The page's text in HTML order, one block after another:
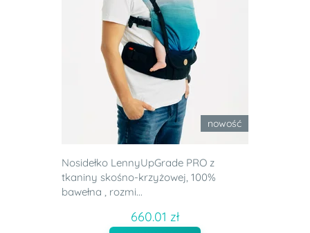
nowość
Nosidełko LennyUpGrade PRO z
tkaniny skośno-krzyżowej, 100%
bawełna , rozmi...
660.01 zł